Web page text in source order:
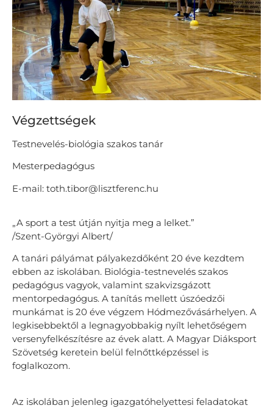
Végzettségek
Testnevelés-biológia szakos tanár
Mesterpedagógus
E-mail: toth.tibor@lisztferenc.hu
„A sport a test útján nyitja meg a lelket.”
/Szent-Györgyi Albert/
A tanári pályámat pályakezdőként 20 éve kezdtem
ebben az iskolában. Biológia-testnevelés szakos
pedagógus vagyok, valamint szakvizsgázott
mentorpedagógus. A tanítás mellett úszóedzői
munkámat is 20 éve végzem Hódmezővásárhelyen. A
legkisebbektől a legnagyobbakig nyílt lehetőségem
versenyfelkészítésre az évek alatt. A Magyar Diáksport
Szövetség keretein belül felnőttképzéssel is
foglalkozom.
Az iskolában jelenleg igazgatóhelyettesi feladatokat